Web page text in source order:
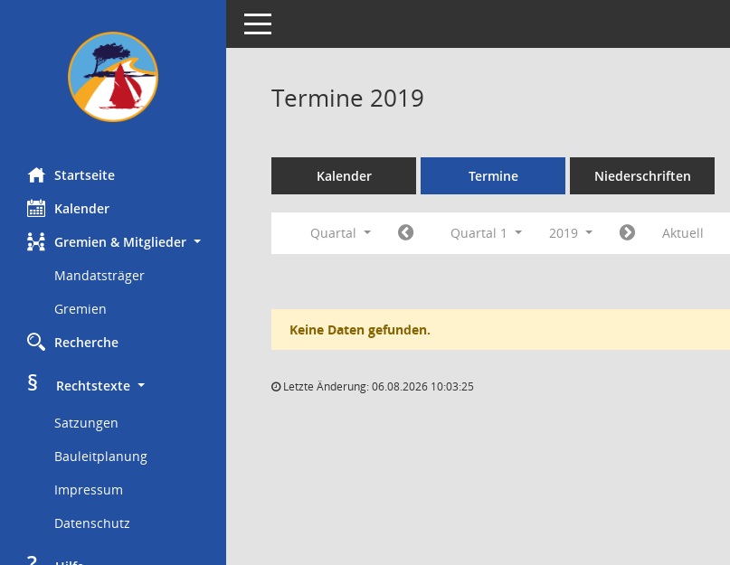
Startseite
Kalender
Gremien & Mitglieder
Mandatsträger
Gremien
Recherche
§
     Rechtstexte
Satzungen
Bauleitplanung
Impressum
Datenschutz
Toggle navigation
Termine 2019
Kalender Termine Niederschriften
Quartal Quartal 1 2019 Aktuell
Keine Daten gefunden.
Letzte Änderung: 06.08.2026 10:03:25